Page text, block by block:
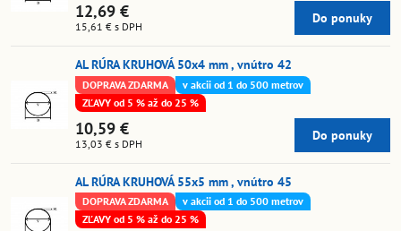
12,69 €
15,61 € s DPH
Do ponuky
AL RÚRA KRUHOVÁ 50x4 mm , vnútro 42
DOPRAVA ZDARMA
v akcii od 1 do 500 metrov
ZĽAVY od 5 % až do 25 %
10,59 €
13,03 € s DPH
Do ponuky
AL RÚRA KRUHOVÁ 55x5 mm , vnútro 45
DOPRAVA ZDARMA
v akcii od 1 do 500 metrov
ZĽAVY od 5 % až do 25 %